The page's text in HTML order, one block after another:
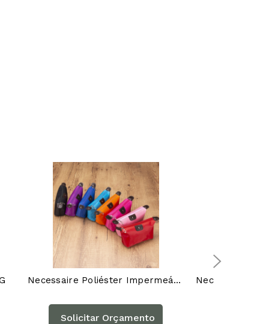
Necessaire Poliéster Impermeável 18516AG
Solicitar Orçamento